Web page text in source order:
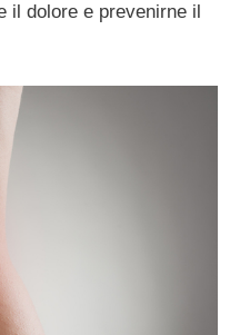
il dolore e prevenirne il